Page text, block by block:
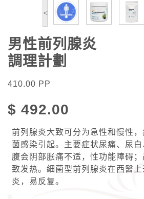
<
男性前列腺炎
調理計劃
410.00 PP
$ 492.00
前列腺炎大致可分为急性和慢性
菌感染引起。主要症状尿痛、尿
腹会阴部胀痛不适，性功能障碍
致发热。細菌型前列腺炎在西醫
炎，易反复。